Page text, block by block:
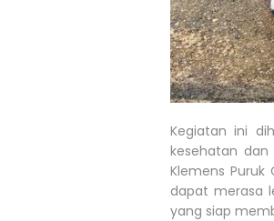
Kegiatan ini
kesehatan
Klemens Puruk
dapat merasa
yang siap